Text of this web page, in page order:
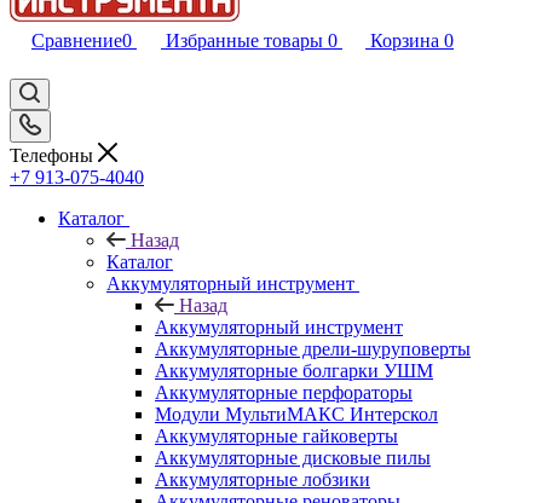
Сравнение0 Избранные товары 0 Корзина 0
Телефоны
+7 913-075-4040
Каталог
Назад
Каталог
Аккумуляторный инструмент
Назад
Аккумуляторный инструмент
Аккумуляторные дрели-шуруповерты
Аккумуляторные болгарки УШМ
Аккумуляторные перфораторы
Модули МультиМАКС Интерскол
Аккумуляторные гайковерты
Аккумуляторные дисковые пилы
Аккумуляторные лобзики